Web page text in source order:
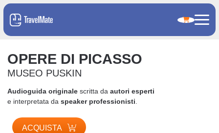
OPERE DI PICASSO
MUSEO PUSKIN
Audioguida originale scritta da autori esperti
e interpretata da speaker professionisti
ACQUISTA